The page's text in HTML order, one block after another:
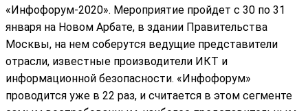
«Инфофорум-2020». Мероприятие пройдет с 30 по 31
января на Новом Арбате, в здании Правительства
Москвы, на нем соберутся ведущие представители
отрасли, известные производители ИКТ и
информационной безопасности. «Инфофорум»
проводится уже в 22 раз, и считается в этом сегменте